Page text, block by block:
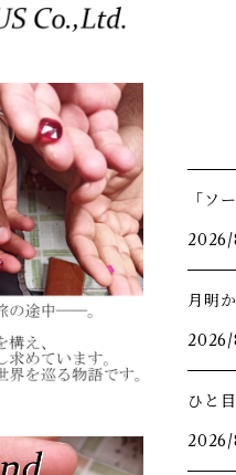
「ソ
月明
ひと